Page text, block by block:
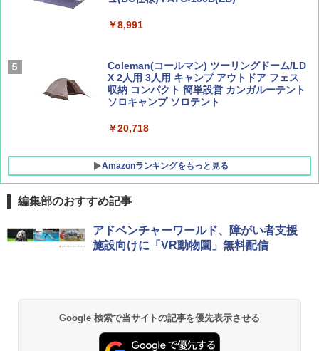
￥1,500
￥1,540
￥8,991
Coleman(コールマン) ツーリングドーム/LD
X 2人用 3人用 キャンプ アウトドア フェス
収納 コンパクト 簡単設営 カンガルーテント
ソロキャンプ ソロテント
￥20,718
Amazonランキングをもっと見る
BUNDOK(バンドック)ソロ ドーム 1 EX BDK
-08EX カーキ ソロキャンプ ポリエステル フ
レーム テント
GRANDOOR ステンレス保冷剤 2個セット 2
コンパクト 保冷力長持ち
編集部のおすすめ記事
アドベンチャーワールド、障がい者支援
施設向けに「VR動物園」無料配信
Google 検索で当サイトの記事を優先表示させる